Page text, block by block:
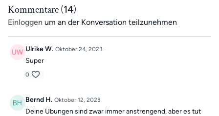
Kommentare (14)
Einloggen um an der Konversation teilzunehmen
Ulrike W. Oktober 24, 2023
Super
0
Bernd H. Oktober 12, 2023
Deine Übungen sind zwar immer anstrengend, aber es tut